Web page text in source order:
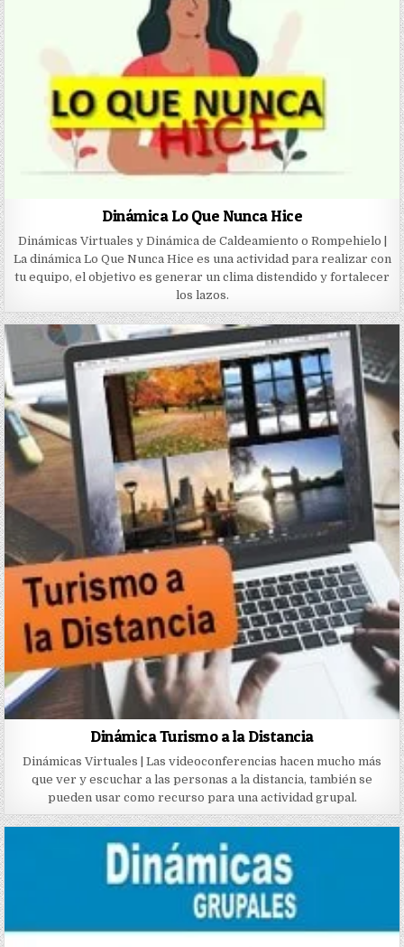
Dinámica Lo Que Nunca Hice
Dinámicas Virtuales y Dinámica de Caldeamiento o Rompehielo |
La dinámica Lo Que Nunca Hice es una actividad para realizar con
tu equipo, el objetivo es generar un clima distendido y fortalecer
los lazos.
Dinámica Turismo a la Distancia
Dinámicas Virtuales | Las videoconferencias hacen mucho más
que ver y escuchar a las personas a la distancia, también se
pueden usar como recurso para una actividad grupal.